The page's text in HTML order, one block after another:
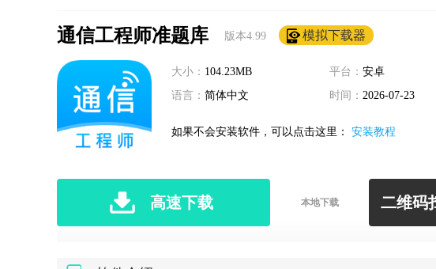
通信工程师准题库 版本4.99 模拟下载器
大小： 104.23MB 平台： 安卓
语言： 简体中文 时间： 2026-07-23
如果不会安装软件，可以点击这里： 安装教程
高速下载 本地下载 二维码